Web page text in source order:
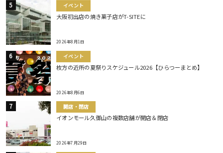
イベント
大阪初出店の焼き菓子店がT-SITEに
2026年8月1日
イベント
枚方の近所の夏祭りスケジュール2026【ひらつーまとめ】
2026年8月6日
開店・閉店
イオンモール久御山の複数店舗が開店＆閉店
2026年7月29日